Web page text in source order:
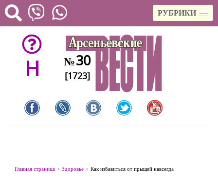
РУБРИКИ
H №30
[1723]
Главная страница Здоровье Как избавиться от прыщей навсегда